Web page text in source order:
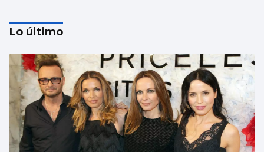
TENIS
Lo último